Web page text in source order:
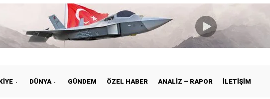
DÜNYA GÜNDEM ÖZEL HABER ANALIZ – RAPOR İLETIŞIM